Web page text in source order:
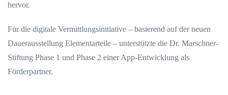
hervor.
Für die digitale Vermittlungsinitiative – basierend auf der neuen
Dauerausstellung Elementarteile – unterstützte die Dr. Marschner-
Stiftung Phase 1 und Phase 2 einer App-Entwicklung als
Förderpartner.